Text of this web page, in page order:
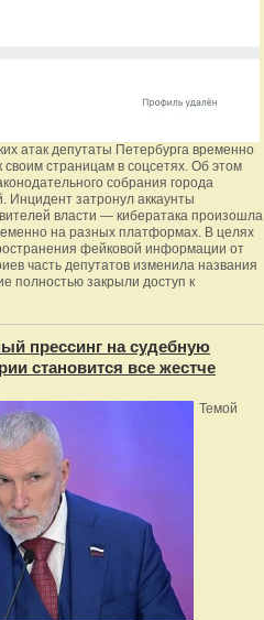
атак депутаты Петербурга временно
своим страницам в соцсетях. Об этом
собрания города
Инцидент затронул аккаунты
власти — кибератака произошла
на разных платформах. В целях
фейковой информации от
часть депутатов изменила названия
полностью закрыли доступ к
прессинг на судебную
становится все жестче
Темой